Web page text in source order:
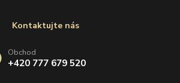
Kontaktujte nás
Obchod
+420 777 679 520